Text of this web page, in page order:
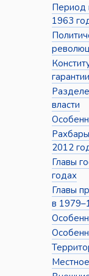
Период
1963
гарантии
власти
2012
Главы
годах
Главы
в